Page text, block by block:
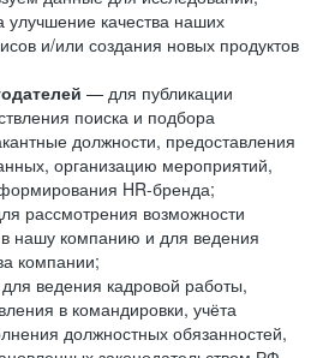
улучшение качества наших
и/или создания новых продуктов
— для публикации
поиска и подбора
должности, предоставления
организацию мероприятий,
HR-бренда;
рассмотрения возможности
в нашу компанию и для ведения
компании;
ведения кадровой работы,
в командировки, учёта
должностных обязанностей,